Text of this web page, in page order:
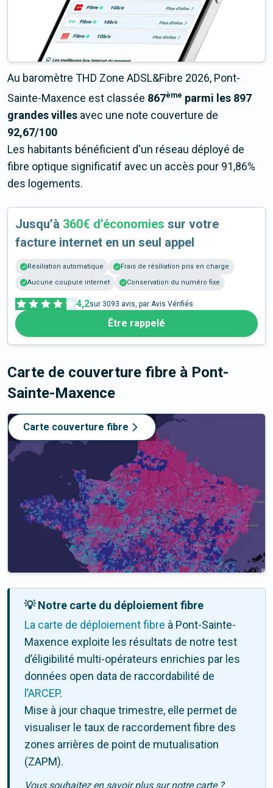
Au baromètre THD Zone ADSL&Fibre 2026, Pont-
Sainte-Maxence est classée 867ème parmi les 897
grandes villes avec une note couverture de
92,67/100
Les habitants bénéficient d'un réseau déployé de
fibre optique significatif avec un accès pour 91,86%
des logements.
Jusqu’à 360€ d’économies sur votre
facture internet en un seul appel
Résiliation automatique
Frais de résiliation pris en charge
Aucune coupure internet
Conservation du numéro fixe
4,2sur 3093 avis, par Avis Vérifiés
Être rappelé
Carte de couverture fibre à Pont-
Sainte-Maxence
Carte couverture fibre
💡 Notre carte du déploiement fibre
La carte de déploiement fibre à Pont-Sainte-
Maxence exploite les résultats de notre test
d’éligibilité multi-opérateurs enrichies par les
données open data de raccordabilité de
l’ARCEP.
Mise à jour chaque trimestre, elle permet de
visualiser le taux de raccordement fibre des
zones arrières de point de mutualisation
(ZAPM).
Vous souhaitez en savoir plus sur notre carte ?